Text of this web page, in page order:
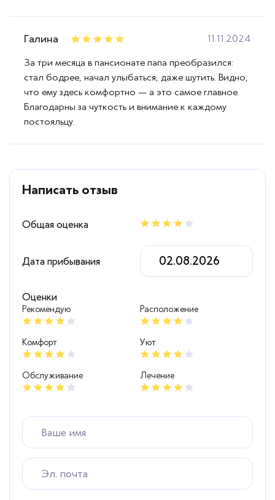
Галина 11.11.2024
За три месяца в пансионате папа преобразился:
стал бодрее, начал улыбаться, даже шутить. Видно,
что ему здесь комфортно — а это самое главное.
Благодарны за чуткость и внимание к каждому
постояльцу.
Написать отзыв
Общая оценка
Дата прибывания
Оценки
Рекомендую Расположение
Комфорт Уют
Обслуживание Лечение